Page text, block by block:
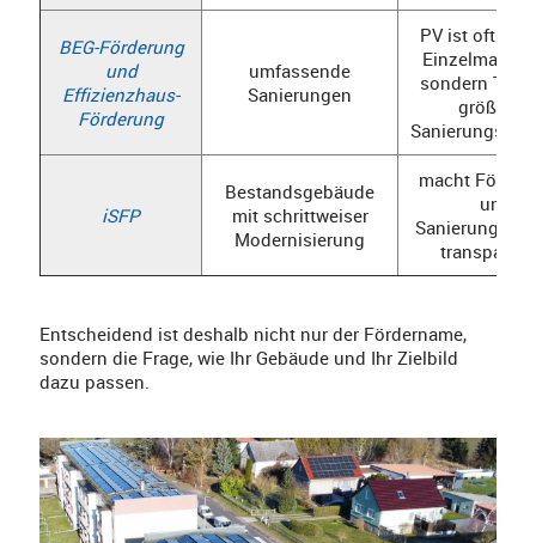
BEG-Förderung
und
Effizienzhaus-
Förderung
umfassende
Sanierungen
PV ist oft
sondern Teil
größeren
iSFP
Bestandsgebäude
mit schrittweiser
Modernisierung
macht
und
Entscheidend ist deshalb nicht nur der Fördername,
sondern die Frage, wie Ihr Gebäude und Ihr Zielbild
dazu passen.